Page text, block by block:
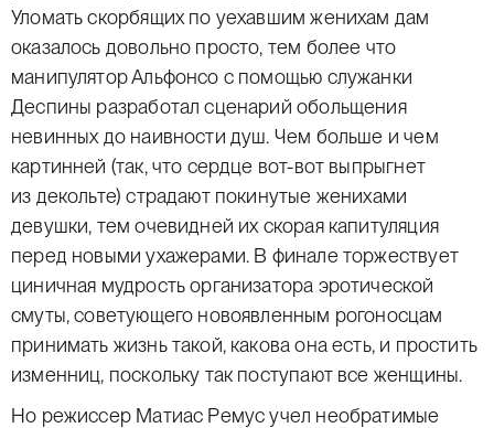
Уломать скорбящих по уехавшим женихам дам
оказалось довольно просто, тем более что
манипулятор Альфонсо с помощью служанки
Деспины разработал сценарий обольщения
невинных до наивности душ. Чем больше и чем
картинней (так, что сердце вот-вот выпрыгнет
из декольте) страдают покинутые женихами
девушки, тем очевидней их скорая капитуляция
перед новыми ухажерами. В финале торжествует
циничная мудрость организатора эротической
смуты, советующего новоявленным рогоносцам
принимать жизнь такой, какова она есть, и простить
изменниц, поскольку так поступают все женщины.
Но режиссер Матиас Ремус учел необратимые